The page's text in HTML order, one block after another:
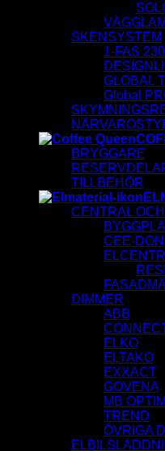
SKENSYSTEM
1-FAS
GLOBAL
Global
BRYGGARE
TILLBEHÖR
CENTRAL
CEE-DON
DIMMER
ABB
ELKO
ELTAKO
EXXACT
GOVENA
MB
TREND
ÖVRIGA